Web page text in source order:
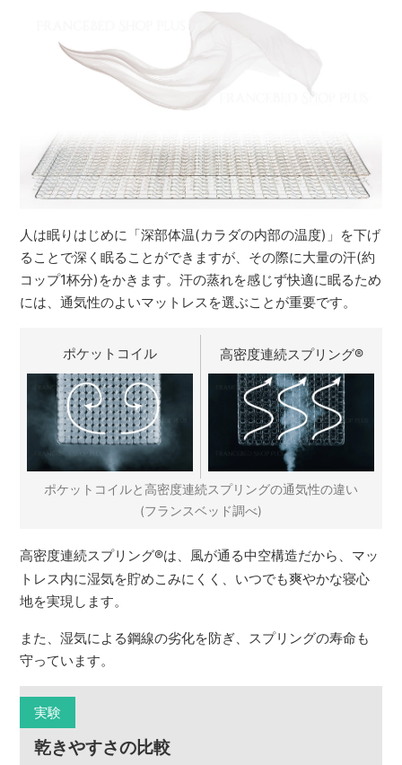
人は眠りはじめに「深部体温(カラダの内部の温度)」を下げ
ることで深く眠ることができますが、その際に大量の汗(約
コップ1杯分)をかきます。汗の蒸れを感じず快適に眠るため
には、通気性のよいマットレスを選ぶことが重要です。
ポケットコイル 高密度連続スプリング®
ポケットコイルと高密度連続スプリングの通気性の違い
(フランスベッド調べ)
高密度連続スプリング®は、風が通る中空構造だから、マッ
トレス内に湿気を貯めこみにくく、いつでも爽やかな寝心
地を実現します。
また、湿気による鋼線の劣化を防ぎ、スプリングの寿命も
守っています。
実験
乾きやすさの比較